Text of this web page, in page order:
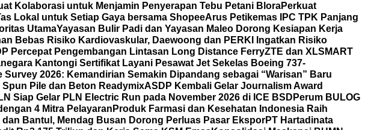
Kolaborasi untuk Menjamin Penyerapan Tebu Petani BloraPerkuat
Lokal untuk Setiap Gaya bersama ShopeeArus Petikemas IPC TPK Panjang
UtamaYayasan Bulir Padi dan Yayasan Maleo Dorong Kesiapan Kerja
Bebas Risiko Kardiovaskular, Daewoong dan PERKI Ingatkan Risiko
Percepat Pengembangan Lintasan Long Distance FerryZTE dan XLSMART
Kantongi Sertifikat Layani Pesawat Jet Sekelas Boeing 737-
Survey 2026: Kemandirian Semakin Dipandang sebagai “Warisan” Baru
Pile dan Beton ReadymixASDP Kembali Gelar Journalism Award
Siap Gelar PLN Electric Run pada November 2026 di ICE BSD Perum BULOG
4 Mitra Pelayaran Produk Farmasi dan Kesehatan Indonesia Raih
Bantul, Mendag Busan Dorong Perluas Pasar EksporPT Hartadinata